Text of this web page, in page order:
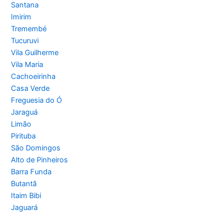
Santana
Imirim
Tremembé
Tucuruvi
Vila Guilherme
Vila Maria
Cachoeirinha
Casa Verde
Freguesia do Ó
Jaraguá
Limão
Pirituba
São Domingos
Alto de Pinheiros
Barra Funda
Butantã
Itaim Bibi
Jaguará